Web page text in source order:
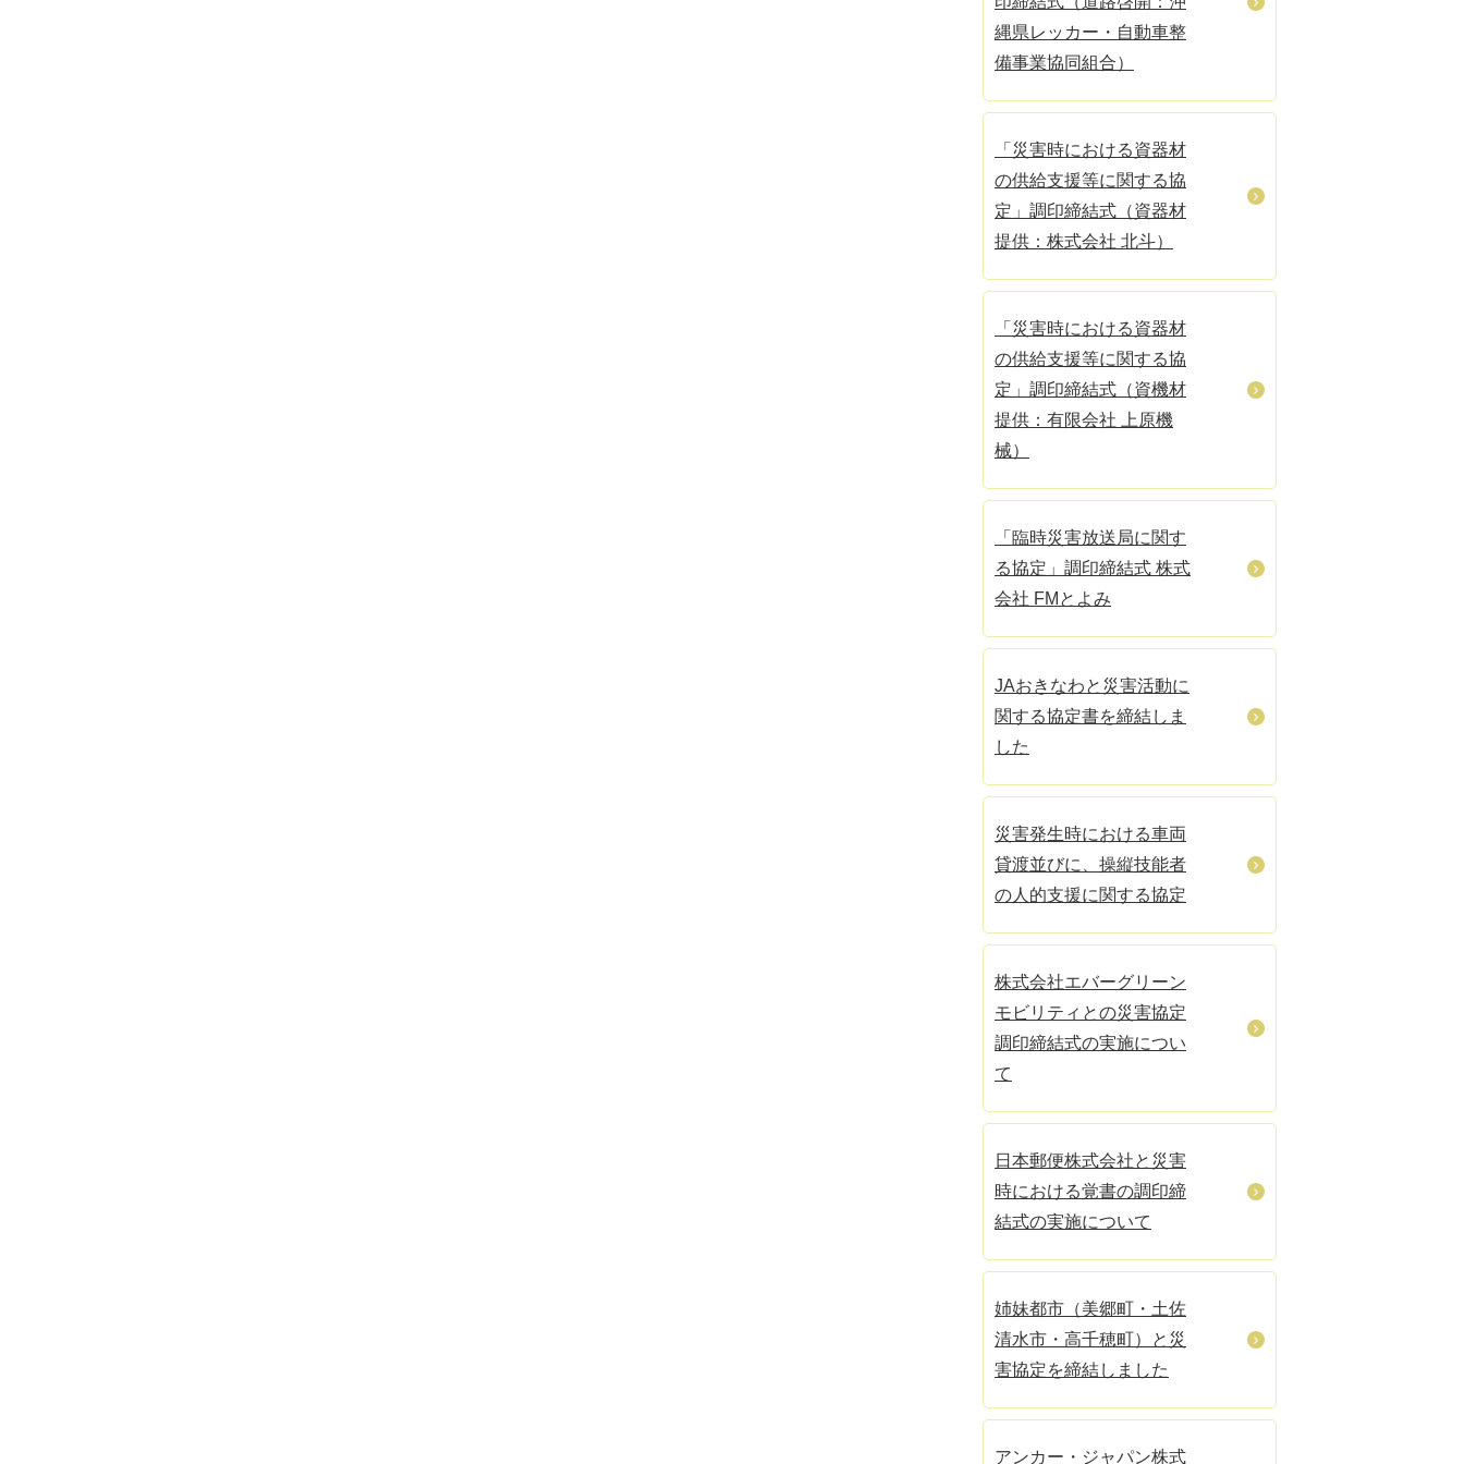
縄県レッカー・自動車整
備事業協同組合）
「災害時における資器材
の供給支援等に関する協
定」調印締結式（資器材
提供：株式会社 北斗）
「災害時における資器材
の供給支援等に関する協
定」調印締結式（資機材
提供：有限会社 上原機
械）
「臨時災害放送局に関す
る協定」調印締結式 株式
会社 FMとよみ
JAおきなわと災害活動に
関する協定書を締結しま
した
災害発生時における車両
貸渡並びに、操縦技能者
の人的支援に関する協定
株式会社エバーグリーン
モビリティとの災害協定
調印締結式の実施につい
て
日本郵便株式会社と災害
時における覚書の調印締
結式の実施について
姉妹都市（美郷町・土佐
清水市・高千穂町）と災
害協定を締結しました
アンカー・ジャパン株式